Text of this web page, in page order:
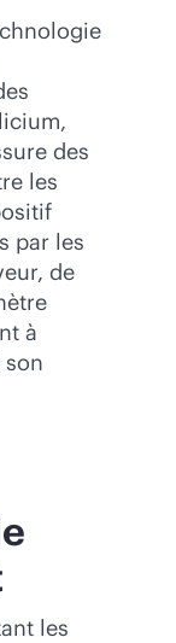
des
les
par les
de
à
son
les